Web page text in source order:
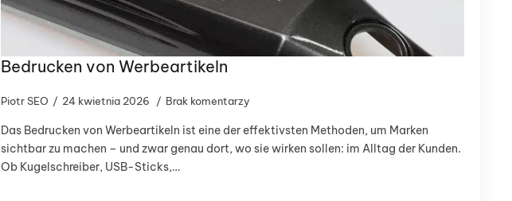
Bedrucken von Werbeartikeln
Piotr SEO 24 kwietnia 2026 Brak komentarzy
Das Bedrucken von Werbeartikeln ist eine der effektivsten Methoden, um Marken
sichtbar zu machen – und zwar genau dort, wo sie wirken sollen: im Alltag der Kunden.
Ob Kugelschreiber, USB-Sticks,…